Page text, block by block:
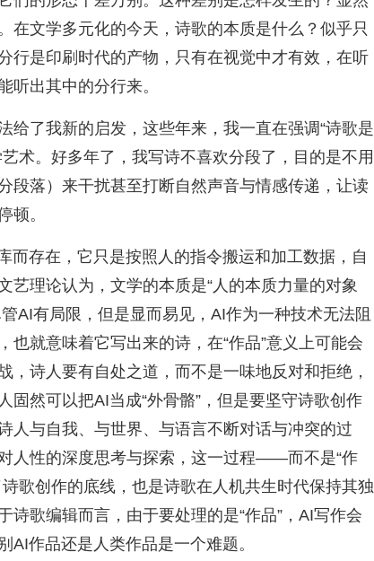
在文学多元化的今天，诗歌的本质是什么？似乎只
行是印刷时代的产物，只有在视觉中才有效，在听
听出其中的分行来。
给了我新的启发，这些年来，我一直在强调“诗歌是
术。好多年了，我写诗不喜欢分段了，目的是不用
段落）来干扰甚至打断自然声音与情感传递，让读
顿。
而存在，它只是按照人的指令搬运和加工数据，自
艺理论认为，文学的本质是“人的本质力量的对象
AI有局限，但是显而易见，AI作为一种技术无法阻
也就意味着它写出来的诗，在“作品”意义上可能会
，诗人要有自处之道，而不是一味地反对和拒绝，
固然可以把AI当成“外骨骼”，但是要坚守诗歌创作
人与自我、与世界、与语言不断对话与冲突的过
人性的深度思考与探索，这一过程——而不是“作
歌创作的底线，也是诗歌在人机共生时代保持其独
诗歌编辑而言，由于要处理的是“作品”，AI写作会
AI作品还是人类作品是一个难题。